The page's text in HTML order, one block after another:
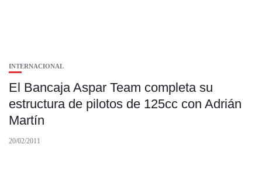
INTERNACIONAL
El Bancaja Aspar Team completa su
estructura de pilotos de 125cc con Adrián
Martín
20/02/2011